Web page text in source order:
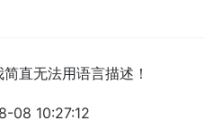
直无法用语言描述！
08 10:27:12